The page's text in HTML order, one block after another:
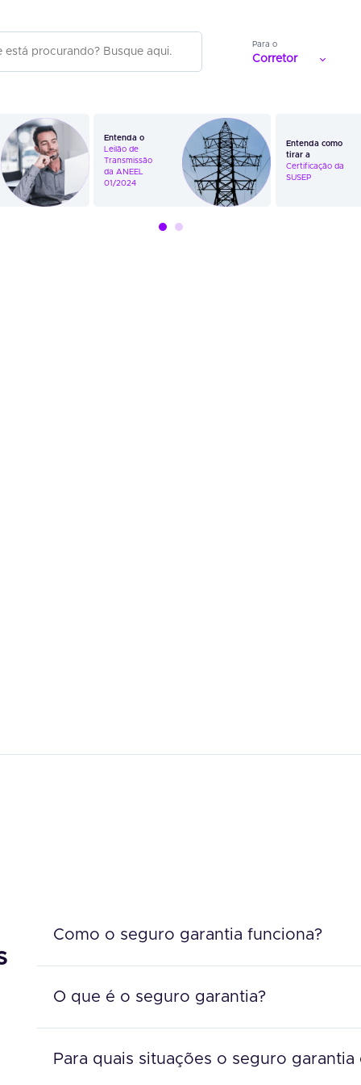
Para o
Corretor
Entenda o
Leilão de
Transmissão
da ANEEL
01/2024
Entenda como
tirar a
Certificação da
SUSEP
Como o seguro garantia funciona?
O que é o seguro garantia?
Para quais situações o seguro garantia